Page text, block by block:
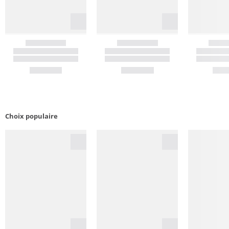
Choix populaire